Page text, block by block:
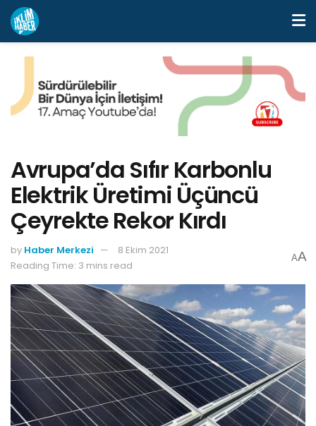
Avrupa’da Sıfır Karbonlu
Elektrik Üretimi Üçüncü
Çeyrekte Rekor Kırdı
by Haber Merkezi
8 Ekim 2021
Reading Time: 3 mins read
AA